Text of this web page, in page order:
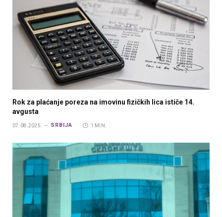
Rok za plaćanje poreza na imovinu fizičkih lica ističe 14.
avgusta
07.08.2025. SRBIJA 1 MIN.